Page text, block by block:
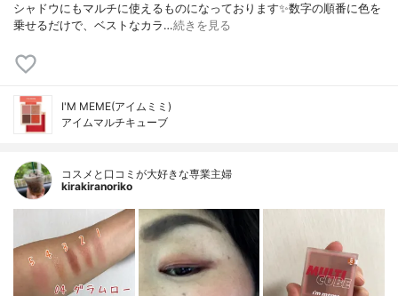
シャドウにもマルチに使えるものになっております✨数字の順番に色を
乗せるだけで、ベストなカラ…続きを見る
I'M MEME(アイムミミ)
アイムマルチキューブ
コスメと口コミが大好きな専業主婦
kirakiranoriko